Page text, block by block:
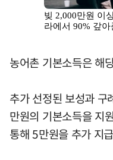
농어촌 기본소득은 해
추가 선정된 보성과
만원의 기본소득을 지
통해 5만원을 추가 지